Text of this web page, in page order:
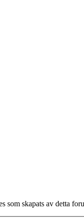
som skapats av detta